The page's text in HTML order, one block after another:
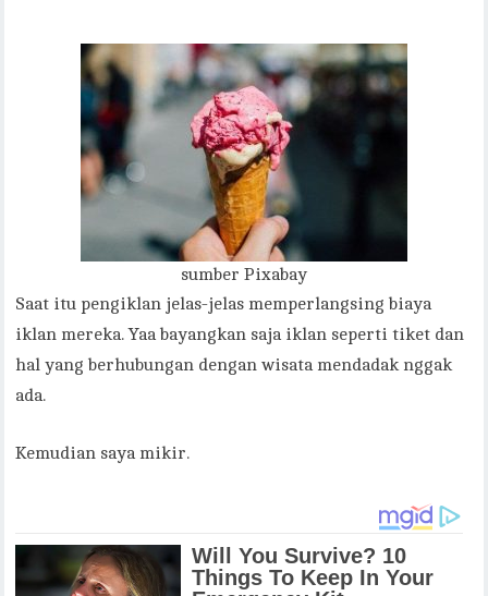
sumber Pixabay
Saat itu pengiklan jelas-jelas memperlangsing biaya
iklan mereka. Yaa bayangkan saja iklan seperti tiket dan
hal yang berhubungan dengan wisata mendadak nggak
ada.
Kemudian saya mikir.